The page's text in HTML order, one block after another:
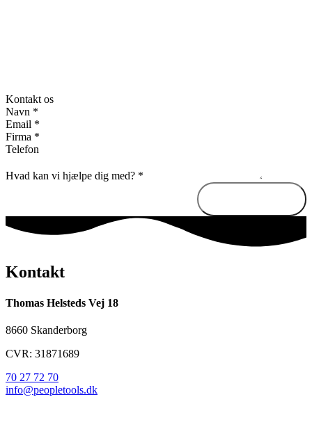
Kontakt os
Navn *
Email *
Firma *
Telefon
Hvad kan vi hjælpe dig med? *
Kontakt
Thomas Helsteds Vej 18
8660 Skanderborg
CVR: 31871689
70 27 72 70
info@peopletools.dk